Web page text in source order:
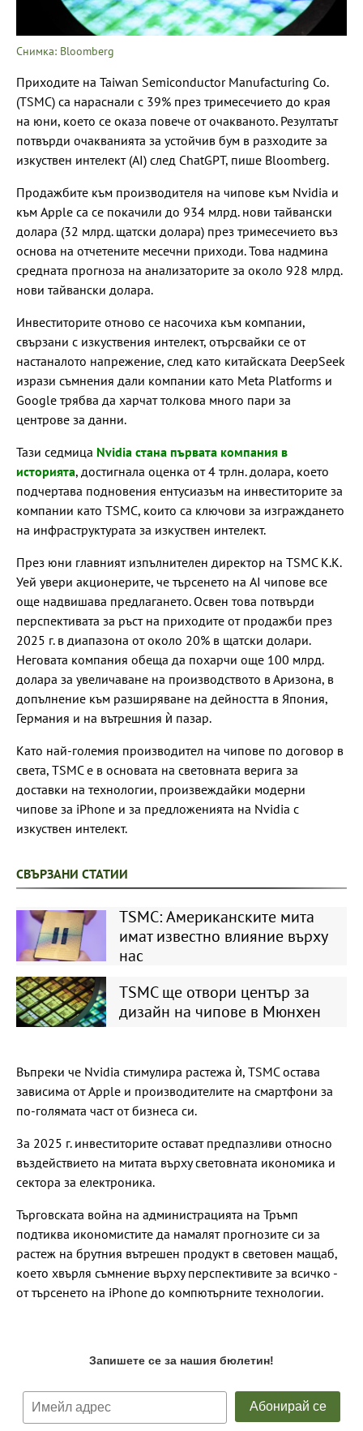
Снимка: Bloomberg
Приходите на Taiwan Semiconductor Manufacturing Co.
(TSMC) са нараснали с 39% през тримесечието до края
на юни, което се оказа повече от очакваното. Резултатът
потвърди очакванията за устойчив бум в разходите за
изкуствен интелект (AI) след ChatGPT, пише Bloomberg.
Продажбите към производителя на чипове към Nvidia и
към Apple са се покачили до 934 млрд. нови тайвански
долара (32 млрд. щатски долара) през тримесечието въз
основа на отчетените месечни приходи. Това надмина
средната прогноза на анализаторите за около 928 млрд.
нови тайвански долара.
Инвеститорите отново се насочиха към компании,
свързани с изкуствения интелект, отърсвайки се от
настаналото напрежение, след като китайската DeepSeek
изрази съмнения дали компании като Meta Platforms и
Google трябва да харчат толкова много пари за
центрове за данни.
Тази седмица Nvidia стана първата компания в
историята, достигнала оценка от 4 трлн. долара, което
подчертава подновения ентусиазъм на инвеститорите за
компании като TSMC, които са ключови за изграждането
на инфраструктурата за изкуствен интелект.
През юни главният изпълнителен директор на TSMC К.К.
Уей увери акционерите, че търсенето на AI чипове все
още надвишава предлагането. Освен това потвърди
перспективата за ръст на приходите от продажби през
2025 г. в диапазона от около 20% в щатски долари.
Неговата компания обеща да похарчи още 100 млрд.
долара за увеличаване на производството в Аризона, в
допълнение към разширяване на дейността в Япония,
Германия и на вътрешния ѝ пазар.
Като най-големия производител на чипове по договор в
света, TSMC е в основата на световната верига за
доставки на технологии, произвеждайки модерни
чипове за iPhone и за предложенията на Nvidia с
изкуствен интелект.
СВЪРЗАНИ СТАТИИ
TSMC: Американските мита
имат известно влияние върху
нас
TSMC ще отвори център за
дизайн на чипове в Мюнхен
Въпреки че Nvidia стимулира растежа ѝ, TSMC остава
зависима от Apple и производителите на смартфони за
по-голямата част от бизнеса си.
За 2025 г. инвеститорите остават предпазливи относно
въздействието на митата върху световната икономика и
сектора за електроника.
Търговската война на администрацията на Тръмп
подтиква икономистите да намалят прогнозите си за
растеж на брутния вътрешен продукт в световен мащаб,
което хвърля съмнение върху перспективите за всичко -
от търсенето на iPhone до компютърните технологии.